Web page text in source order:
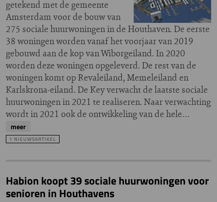
getekend met de gemeente
Amsterdam voor de bouw van
275 sociale huurwoningen in de Houthaven. De eerste
38 woningen worden vanaf het voorjaar van 2019
gebouwd aan de kop van Wiborgeiland. In 2020
worden deze woningen opgeleverd. De rest van de
woningen komt op Revaleiland, Memeleiland en
Karlskrona-eiland. De Key verwacht de laatste sociale
huurwoningen in 2021 te realiseren. Naar verwachting
wordt in 2021 ook de ontwikkeling van de hele…
meer
1 NIEUWSARTIKEL
Habion koopt 39 sociale huurwoningen voor
senioren in Houthavens